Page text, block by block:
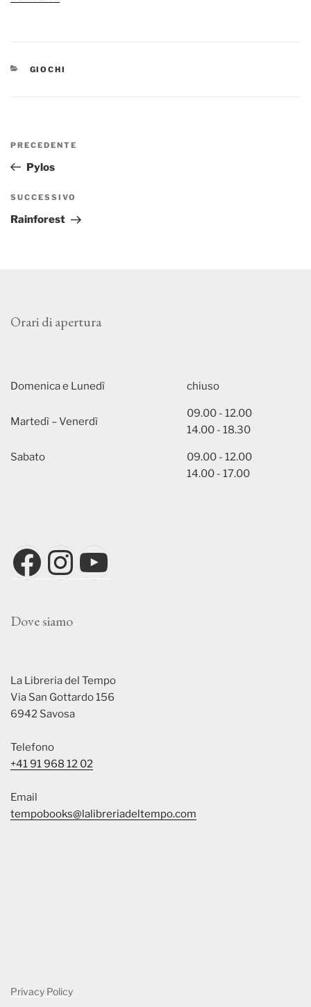
CATEGORIE
GIOCHI
Navigazione
Articolo
precedente:
PRECEDENTE
Pylos
Articolo
successivo
SUCCESSIVO
Rainforest
Orari di apertura
Domenica e Lunedì chiuso
Martedì – Venerdì
09.00 - 12.00
14.00 - 18.30
Sabato
09.00 - 12.00
14.00 - 17.00
Facebook
Instagram
YouTube
Dove siamo
La Libreria del Tempo
Via San Gottardo 156
6942 Savosa
Telefono
+41 91 968 12 02
Email
tempobooks@lalibreriadeltempo.com
Privacy Policy